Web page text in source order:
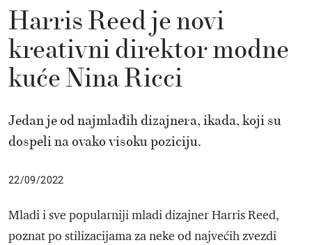
Harris Reed je novi
kreativni direktor modne
kuće Nina Ricci
Jedan je od najmlađih dizajnera, ikada, koji su
dospeli na ovako visoku poziciju.
22/09/2022
Mladi i sve popularniji mladi dizajner Harris Reed,
poznat po stilizacijama za neke od najvećih zvezdi